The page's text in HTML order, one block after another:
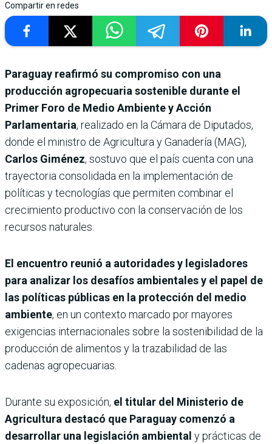
Compartir en redes
Paraguay reafirmó su compromiso con una
producción agropecuaria sostenible durante el
Primer Foro de Medio Ambiente y Acción
Parlamentaria, realizado en la Cámara de Diputados,
donde el ministro de Agricultura y Ganadería (MAG),
Carlos Giménez, sostuvo que el país cuenta con una
trayectoria consolidada en la implementación de
políticas y tecnologías que permiten combinar el
crecimiento productivo con la conservación de los
recursos naturales.
El encuentro reunió a autoridades y legisladores
para analizar los desafíos ambientales y el papel de
las políticas públicas en la protección del medio
ambiente, en un contexto marcado por mayores
exigencias internacionales sobre la sostenibilidad de la
producción de alimentos y la trazabilidad de las
cadenas agropecuarias.
Durante su exposición, el titular del Ministerio de
Agricultura destacó que Paraguay comenzó a
desarrollar una legislación ambiental y prácticas de